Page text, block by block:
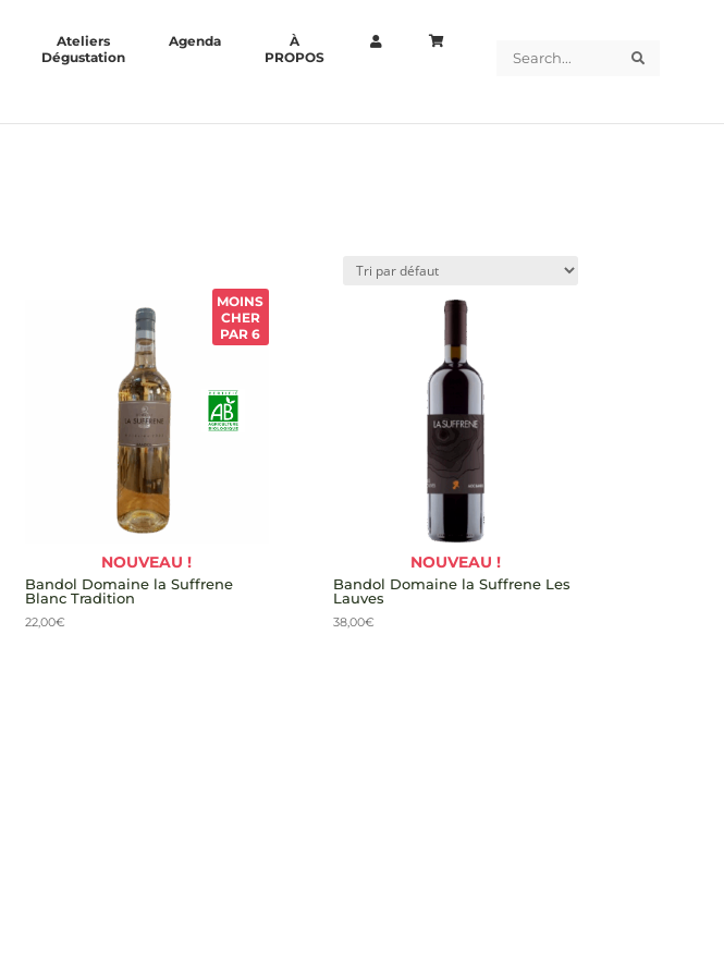
Ateliers
Dégustation
Agenda
À
PROPOS
MOINS
CHER
PAR 6
NOUVEAU !
Bandol Domaine la Suffrene
Blanc Tradition
22,00€
NOUVEAU !
Bandol Domaine la Suffrene Les
Lauves
38,00€